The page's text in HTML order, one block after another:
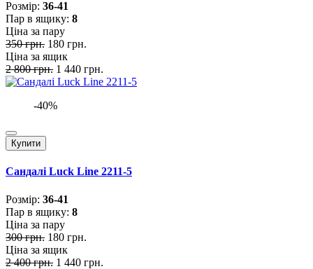
Розмiр: 36-41
Пар в ящику: 8
Ціна за пару
350 грн. 180 грн.
Ціна за ящик
2 800 грн. 1 440 грн.
-40%
Купити
Сандалі Luck Line 2211-5
Розмiр: 36-41
Пар в ящику: 8
Ціна за пару
300 грн. 180 грн.
Ціна за ящик
2 400 грн. 1 440 грн.